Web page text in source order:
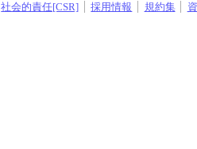
社会的責任[CSR] 採用情報 規約集